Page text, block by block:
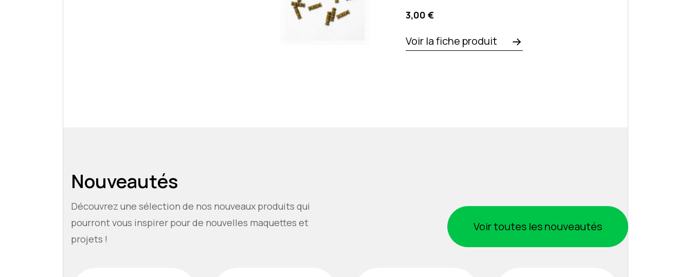
Precio
3,00 €
Voir la fiche produit
Nouveautés
Découvrez une sélection de nos nouveaux produits qui
pourront vous inspirer pour de nouvelles maquettes et
projets !
Voir toutes les nouveautés